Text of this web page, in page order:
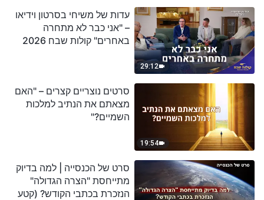
29:12
עדות של משיחי בסרטון וידיאו
– "אני כבר לא מתחרה
באחרים" קולות שבח 2026
19:54
סרטים נוצריים קצרים – "האם
מצאתם את הנתיב למלכות
השמיים?"
סרט של הכנסייה | למה בדיוק
מתייחסת "הצרה הגדולה"
הנזכרת בכתבי הקודש? (קטע